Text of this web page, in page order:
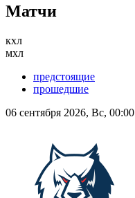
Матчи
кхл
мхл
предстоящие
прошедшие
06 сентября 2026, Вс, 00:00